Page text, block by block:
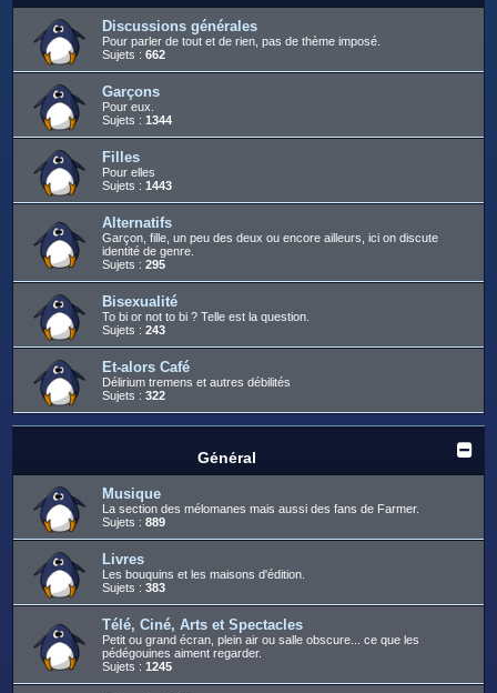
Discussions générales
Pour parler de tout et de rien, pas de thème imposé.
Sujets : 662
Garçons
Pour eux.
Sujets : 1344
Filles
Pour elles
Sujets : 1443
Alternatifs
Garçon, fille, un peu des deux ou encore ailleurs, ici on discute
identité de genre.
Sujets : 295
Bisexualité
To bi or not to bi ? Telle est la question.
Sujets : 243
Et-alors Café
Délirium tremens et autres débilités
Sujets : 322
Général
Musique
La section des mélomanes mais aussi des fans de Farmer.
Sujets : 889
Livres
Les bouquins et les maisons d'édition.
Sujets : 383
Télé, Ciné, Arts et Spectacles
Petit ou grand écran, plein air ou salle obscure... ce que les
pédégouines aiment regarder.
Sujets : 1245